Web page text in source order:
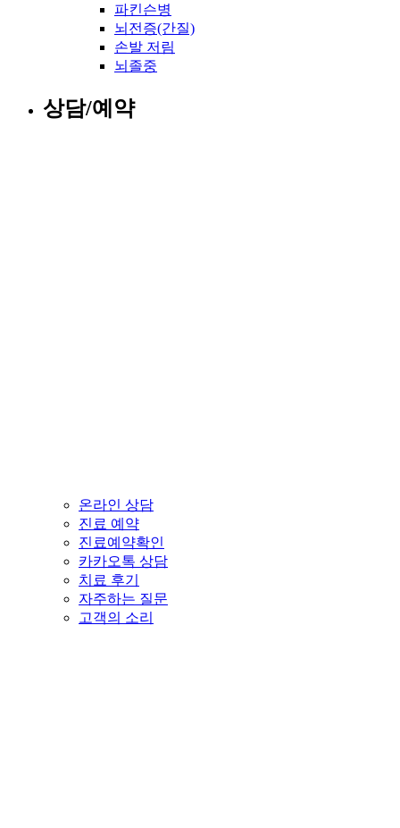
파킨슨병
뇌전증(간질)
손발 저림
뇌졸중
상담/예약
온라인 상담
진료 예약
진료예약확인
카카오톡 상담
치료 후기
자주하는 질문
고객의 소리